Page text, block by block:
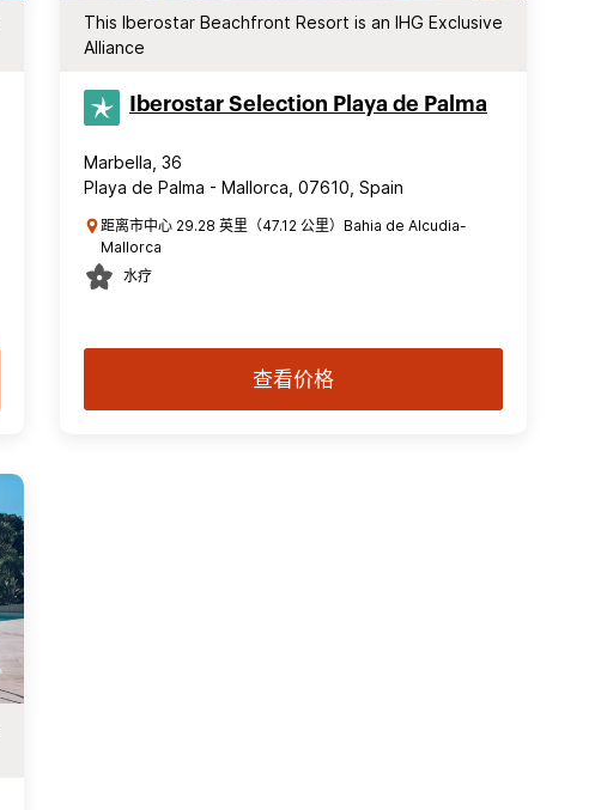
This Iberostar Beachfront Resort is an IHG Exclusive
Alliance
Iberostar Selection​ Playa de Palma
Marbella, 36
Playa de Palma - Mallorca, 07610, Spain
距离市中心 29.28 英里（47.12 公里）Bahia de Alcudia-
Mallorca
水疗
查看价格